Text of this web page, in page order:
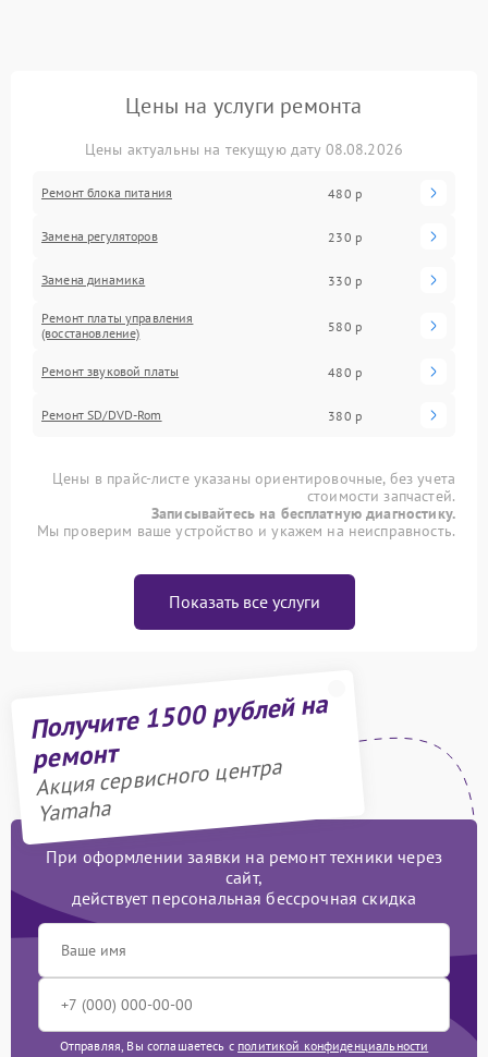
Цены на услуги ремонта
Цены актуальны на текущую дату 08.08.2026
Ремонт блока питания 480 р
Замена регуляторов 230 р
Замена динамика 330 р
Ремонт платы управления
(восстановление)
580 р
Ремонт звуковой платы 480 р
Ремонт SD/DVD-Rom 380 р
Цены в прайс-листе указаны ориентировочные, без учета
стоимости запчастей.
Записывайтесь на бесплатную диагностику.
Мы проверим ваше устройство и укажем на неисправность.
Показать все услуги
Получите 1500 рублей на
ремонт
Акция сервисного центра
Yamaha
При оформлении заявки на ремонт техники через
сайт,
действует персональная бессрочная скидка
Отправляя, Вы соглашаетесь с политикой конфиденциальности